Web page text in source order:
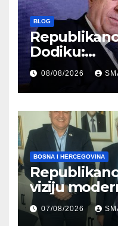
BLOG
Dodiku:
kultura
građanima
08/08/2026
BOSNA I HERCEGOVINA
viziju
Njemačke
07/08/2026